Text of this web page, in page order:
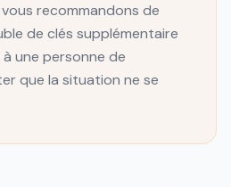
recommandons de
de clés supplémentaire
une personne de
que la situation ne se